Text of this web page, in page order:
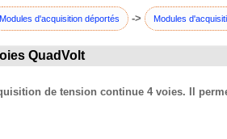
Modules d'acquisition déportés -> Modules
QuadVolt
de tension continue 4 voies. Il